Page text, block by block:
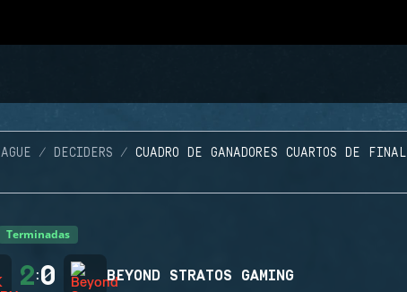
DECIDERS CUADRO DE GANADORES CUARTOS DE FINAL
Terminadas
2:0 BEYOND STRATOS GAMING